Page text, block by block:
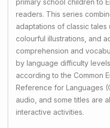
primary school children to
readers. This series
adaptations of classic tales
colourful illustrations, and
comprehension and
by language difficulty
according to the Common
Reference for Languages
audio, and some titles are
interactive activities.